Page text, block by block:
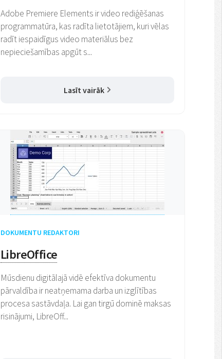
Adobe Premiere Elements ir video rediģēšanas
programmatūra, kas radīta lietotājiem, kuri vēlas
radīt iespaidīgus video materiālus bez
nepieciešamības apgūt s...
Lasīt vairāk
DOKUMENTU REDAKTORI
LibreOffice
Mūsdienu digitālajā vidē efektīva dokumentu
pārvaldība ir neatņemama darba un izglītības
procesa sastāvdaļa. Lai gan tirgū dominē maksas
risinājumi, LibreOff...